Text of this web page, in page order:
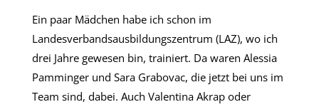
Ein paar Mädchen habe ich schon im
Landesverbandsausbildungszentrum (LAZ), wo ich
drei Jahre gewesen bin, trainiert. Da waren Alessia
Pamminger und Sara Grabovac, die jetzt bei uns im
Team sind, dabei. Auch Valentina Akrap oder